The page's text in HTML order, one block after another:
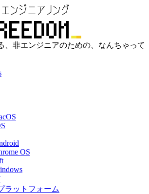
、非エンジニアのための、なんちゃって
OS
ラットフォーム